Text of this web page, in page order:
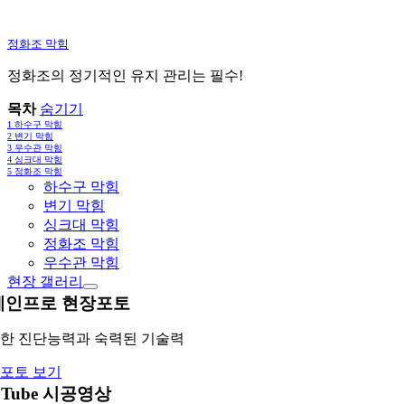
정화조 막힘
정화조의 정기적인 유지 관리는 필수!
목차 숨기기
1 하수구 막힘
2 변기 막힘
3 우수관 막힘
4 싱크대 막힘
5 정화조 막힘
하수구 막힘
변기 막힘
싱크대 막힘
정화조 막힘
우수관 막힘
현장 갤러리
인프로 현장포토
진단능력과 숙력된 기술력
토 보기
시공영상